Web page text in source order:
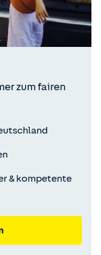
zum fairen
& kompetente